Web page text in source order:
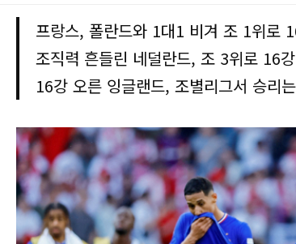
프랑스, 폴란드와 1대1 비겨 조 1위로
조직력 흔들린 네덜란드, 조 3위로 16
16강 오른 잉글랜드, 조별리그서 승리